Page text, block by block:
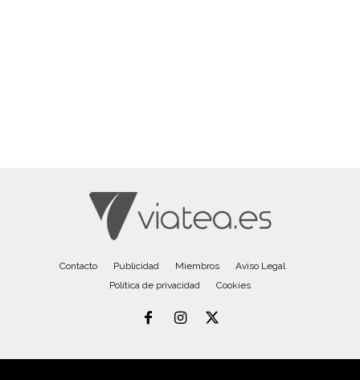
Contacto Publicidad Miembros
Aviso Legal
Política de privacidad
Cookies